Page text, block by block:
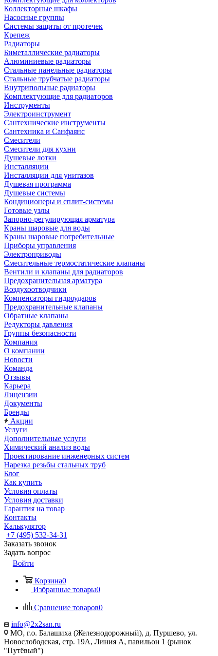
Коллекторные шкафы
Насосные группы
Системы защиты от протечек
Крепеж
Радиаторы
Биметаллические радиаторы
Алюминиевые радиаторы
Стальные панельные радиаторы
Стальные трубчатые радиаторы
Внутрипольные радиаторы
Комплектующие для радиаторов
Инструменты
Электроинструмент
Сантехнические инструменты
Сантехника и Санфаянс
Смесители
Смесители для кухни
Душевые лотки
Инсталляции
Инсталляции для унитазов
Душевая программа
Душевые системы
Кондиционеры и сплит-системы
Готовые узлы
Запорно-регулирующая арматура
Краны шаровые для воды
Краны шаровые потребительные
Приборы управления
Электроприводы
Смесительные термостатические клапаны
Вентили и клапаны для радиаторов
Предохранительная арматура
Воздухоотводчики
Компенсаторы гидроударов
Предохранительные клапаны
Обратные клапаны
Редукторы давления
Группы безопасности
Компания
О компании
Новости
Команда
Отзывы
Карьера
Лицензии
Документы
Бренды
Акции
Услуги
Дополнительные услуги
Химический анализ воды
Проектирование инженерных систем
Нарезка резьбы стальных труб
Блог
Как купить
Условия оплаты
Условия доставки
Гарантия на товар
Контакты
Калькулятор
+7 (495) 532‑34‑31
Заказать звонок
Задать вопрос
Войти
Корзина0
Избранные товары0
Сравнение товаров0
info@2x2san.ru
МО, г.о. Балашиха (Железнодорожный), д. Пуршево, ул.
Новослободская, стр. 19А, Линия А, павильон 1 (рынок
"Путёвый")